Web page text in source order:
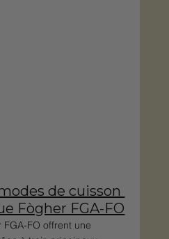
de cuisson
Fògher FGA-FO
FO offrent une